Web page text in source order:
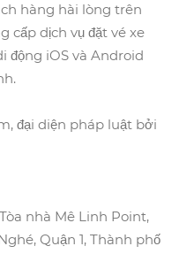
hàng hài lòng trên
cấp dịch vụ đặt vé xe
động iOS và Android
đại diện pháp luật bởi
nhà Mê Linh Point,
Quận 1, Thành phố